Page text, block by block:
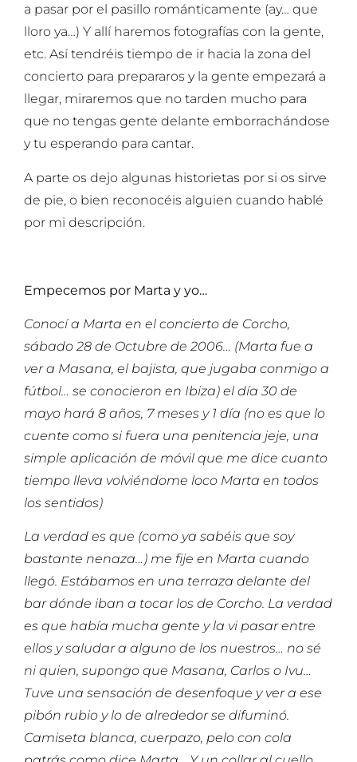
a pasar por el pasillo románticamente (ay… que
lloro ya…) Y allí haremos fotografías con la gente,
etc. Así tendréis tiempo de ir hacia la zona del
concierto para prepararos y la gente empezará a
llegar, miraremos que no tarden mucho para
que no tengas gente delante emborrachándose
y tu esperando para cantar.
A parte os dejo algunas historietas por si os sirve
de pie, o bien reconocéis alguien cuando hablé
por mi descripción.
Empecemos por Marta y yo…
Conocí a Marta en el concierto de Corcho,
sábado 28 de Octubre de 2006… (Marta fue a
ver a Masana, el bajista, que jugaba conmigo a
fútbol… se conocieron en Ibiza) el día 30 de
mayo hará 8 años, 7 meses y 1 día (no es que lo
cuente como si fuera una penitencia jeje, una
simple aplicación de móvil que me dice cuanto
tiempo lleva volviéndome loco Marta en todos
los sentidos)
La verdad es que (como ya sabéis que soy
bastante nenaza…) me fije en Marta cuando
llegó. Estábamos en una terraza delante del
bar dónde iban a tocar los de Corcho. La verdad
es que había mucha gente y la vi pasar entre
ellos y saludar a alguno de los nuestros… no sé
ni quien, supongo que Masana, Carlos o Ivu…
Tuve una sensación de desenfoque y ver a ese
pibón rubio y lo de alrededor se difuminó.
Camiseta blanca, cuerpazo, pelo con cola